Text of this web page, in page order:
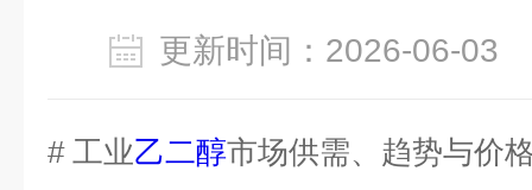
更新时间：2026-06-
# 工业乙二醇市场供需、趋势与价